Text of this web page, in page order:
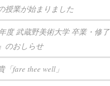
授業が始まりました
年度 武蔵野美術大学 卒業・修了
のおしらせ
「fare thee well」